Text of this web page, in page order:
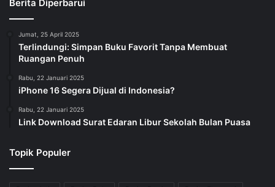
Berita Diperbarui
Jumat, 25 April 2025
Terlindungi: Simpan Buku Favorit Tanpa Membuat
Ruangan Penuh
Rabu, 22 Januari 2025
iPhone 16 Segera Dijual di Indonesia?
Rabu, 22 Januari 2025
Link Download Surat Edaran Libur Sekolah Bulan Puasa
Topik Populer